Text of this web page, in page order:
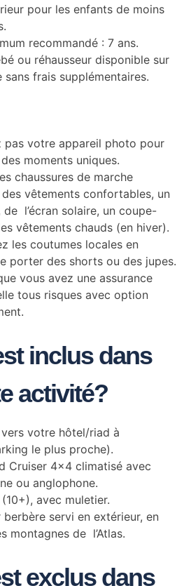
pour les enfants de moins
recommandé : 7 ans.
ou réhausseur disponible sur
sans frais supplémentaires.
pas votre appareil photo pour
moments uniques.
chaussures de marche
vêtements confortables, un
de l’écran solaire, un coupe-
vêtements chauds (en hiver).
les coutumes locales en
porter des shorts ou des jupes.
vous avez une assurance
tous risques avec option
inclus dans
activité?
votre hôtel/riad à
le plus proche).
Cruiser 4x4 climatisé avec
ou anglophone.
avec muletier.
servi en extérieur, en
montagnes de l’Atlas.
exclus dans